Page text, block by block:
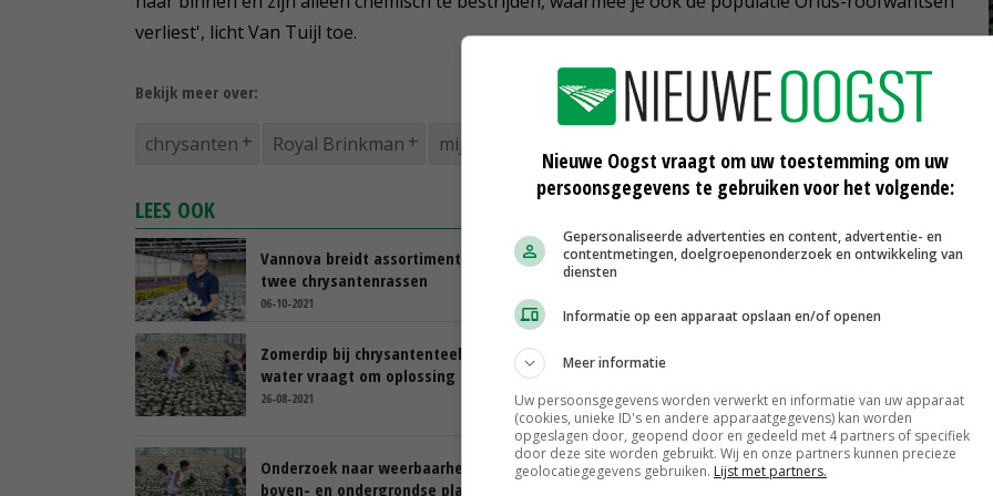
verliest', licht Van Tuijl toe.
Bekijk meer over:
chrysanten Royal Brinkman mijten
LEES OOK
Vannova breidt assortiment uit met
twee chrysantenrassen
06-10-2021
WUR onderzoekt juiste lichtspectrum
Zomerdip bij chrysantenteelt op
water vraagt om oplossing
26-08-2021
teeltlaag
13-08-2021
Onderzoek naar weerbaarheid tegen
boven- en ondergrondse plagen van
Chrysantentelers onderzoeken
Nieuwe Oogst vraagt om uw toestemming om uw
persoonsgegevens te gebruiken voor het volgende:
Gepersonaliseerde advertenties en content, advertentie- en
contentmetingen, doelgroepenonderzoek en ontwikkeling van
diensten
Informatie op een apparaat opslaan en/of openen
Meer informatie
Uw persoonsgegevens worden verwerkt en informatie van uw apparaat
(cookies, unieke ID's en andere apparaatgegevens) kan worden
opgeslagen door, geopend door en gedeeld met 4 partners of specifiek
door deze site worden gebruikt. Wij en onze partners kunnen precieze
geolocatiegegevens gebruiken. Lijst met partners.